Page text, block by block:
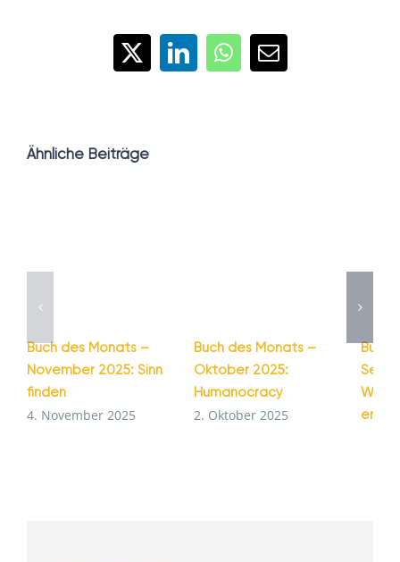
X LinkedInWhatsApp
E-
Ähnliche Beiträge
Buch des Monats –
November 2025: Sinn
finden
4. November 2025
Buch des Monats –
Oktober 2025:
Humanocracy
2. Oktober 2025
Buch
Wie